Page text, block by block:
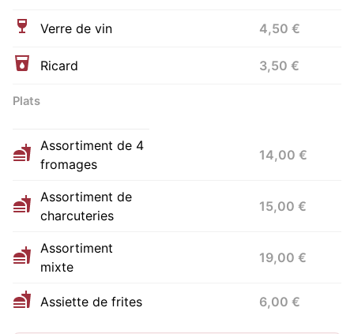
Verre de vin 4,50 €
Ricard 3,50 €
Plats
Assortiment de 4
fromages
14,00 €
Assortiment de
charcuteries
15,00 €
Assortiment
mixte
19,00 €
Assiette de frites 6,00 €